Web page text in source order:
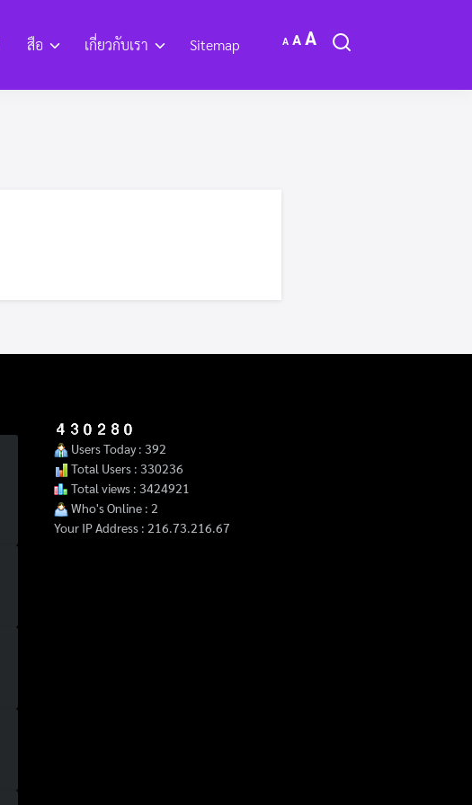
สือ เกี่ยวกับเรา Sitemap A
Decrease
font
A Reset
font
AIncrease
font
Users Today : 392
Total Users : 330236
Total views : 3424921
Who's Online : 2
Your IP Address : 216.73.216.67